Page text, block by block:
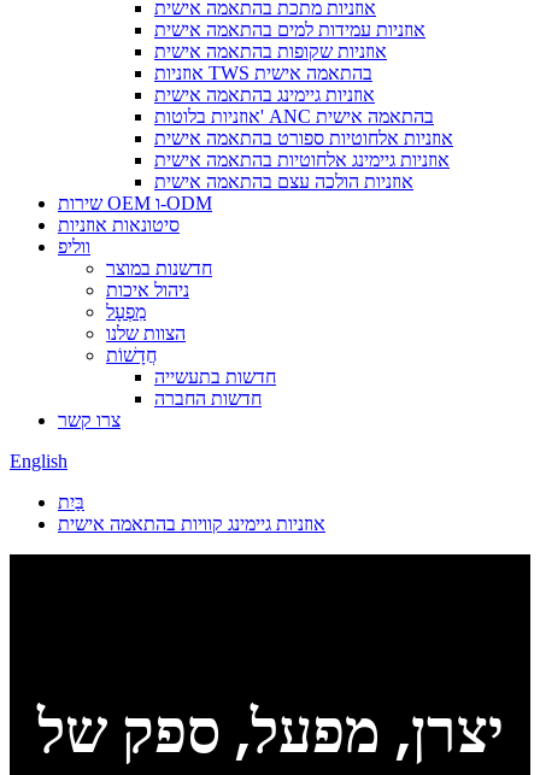
אוזניות מתכת בהתאמה אישית
אוזניות עמידות למים בהתאמה אישית
אוזניות שקופות בהתאמה אישית
אוזניות TWS בהתאמה אישית
אוזניות גיימינג בהתאמה אישית
אוזניות בלוטות' ANC בהתאמה אישית
אוזניות אלחוטיות ספורט בהתאמה אישית
אוזניות גיימינג אלחוטיות בהתאמה אישית
אוזניות הולכה עצם בהתאמה אישית
שירות OEM ו-ODM
סיטונאות אוזניות
ווליפ
חדשנות במוצר
ניהול איכות
מִפְעָל
הצוות שלנו
חֲדָשׁוֹת
חדשות בתעשייה
חדשות החברה
צרו קשר
English
בַּיִת
אוזניות גיימינג קוויות בהתאמה אישית
יצרן, מפעל, ספק של